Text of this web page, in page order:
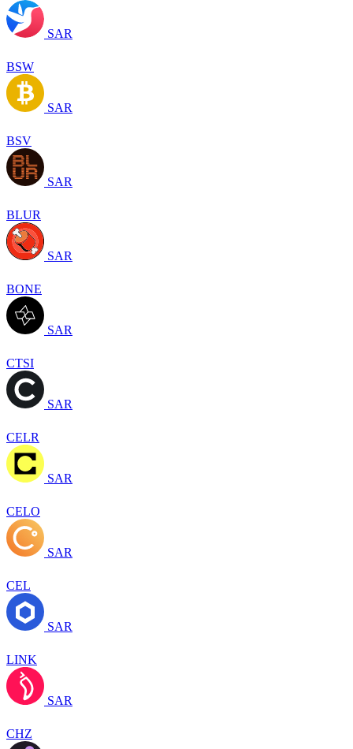
SAR
BSW
SAR
BSV
SAR
BLUR
SAR
BONE
SAR
CTSI
SAR
CELR
SAR
CELO
SAR
CEL
SAR
LINK
SAR
CHZ